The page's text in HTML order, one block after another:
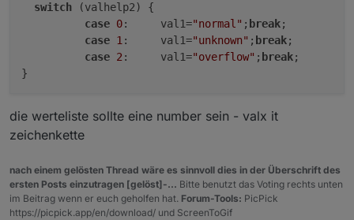
sind sie da farbig ?
Da waren nur Kästchen - weiß leider nicht mehr
@liv-in-skysagte inScript mit Tabelle der Batterie
Zustände :
switch (valhelp2) {
case 0:     val1="normal" ; break;
case 1 :     val1="unknown" ; break;
case 2 :     val1="overflow" ; break;
die werteliste sollte eine number sein - valx it
zeichenkette
nach einem gelösten Thread wäre es sinnvoll dies in der Überschrift des
ersten Posts einzutragen [gelöst]-... Bitte benutzt das Voting rechts unten
im Beitrag wenn er euch geholfen hat. Forum-Tools: PicPick
https://picpick.app/en/download/ und ScreenToGif